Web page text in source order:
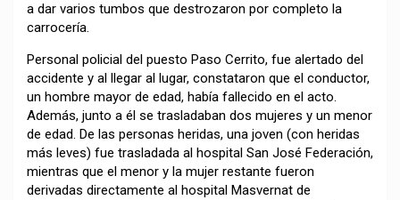
a dar varios tumbos que destrozaron por completo la
carrocería.
Personal policial del puesto Paso Cerrito, fue alertado del
accidente y al llegar al lugar, constataron que el conductor,
un hombre mayor de edad, había fallecido en el acto.
Además, junto a él se trasladaban dos mujeres y un menor
de edad. De las personas heridas, una joven (con heridas
más leves) fue trasladada al hospital San José Federación,
mientras que el menor y la mujer restante fueron
derivadas directamente al hospital Masvernat de